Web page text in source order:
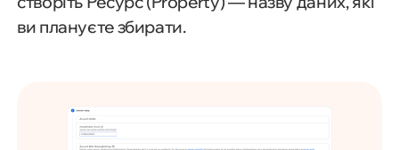
ви плануєте збирати.